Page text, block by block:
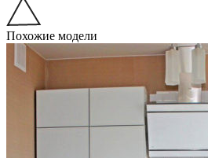
Похожие модели